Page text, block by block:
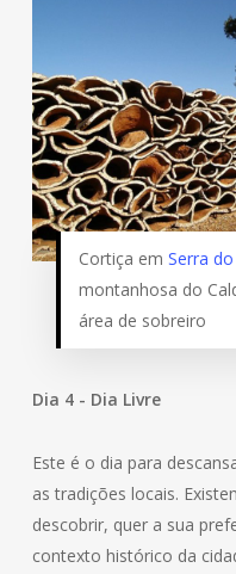
Cortiça em Serra
montanhosa do
área de sobreiro
Dia 4 - Dia Livre
Este é o dia para
as tradições locais.
descobrir, quer a sua
contexto histórico da